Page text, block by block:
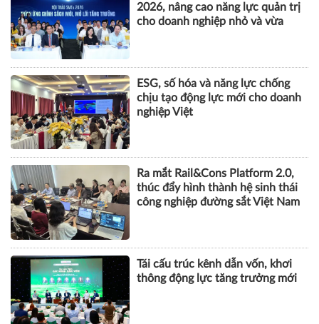
2026, nâng cao năng lực quản trị
cho doanh nghiệp nhỏ và vừa
ESG, số hóa và năng lực chống
chịu tạo động lực mới cho doanh
nghiệp Việt
Ra mắt Rail&Cons Platform 2.0,
thúc đẩy hình thành hệ sinh thái
công nghiệp đường sắt Việt Nam
Tái cấu trúc kênh dẫn vốn, khơi
thông động lực tăng trưởng mới